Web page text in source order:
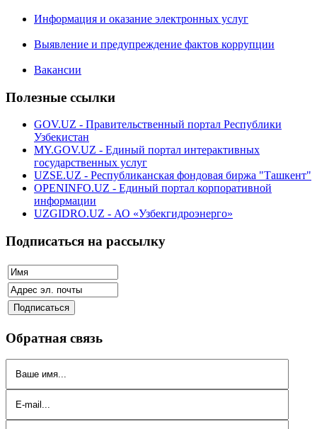
Информация и оказание электронных услуг
Выявление и предупреждение фактов коррупции
Вакансии
Полезные ссылки
GOV.UZ - Правительственный портал Республики
Узбекистан
MY.GOV.UZ - Единый портал интерактивных
государственных услуг
UZSE.UZ - Республиканская фондовая биржа "Ташкент"
OPENINFO.UZ - Единый портал корпоративной
информации
UZGIDRO.UZ - АО «Узбекгидроэнерго»
Подписаться на рассылку
Обратная связь